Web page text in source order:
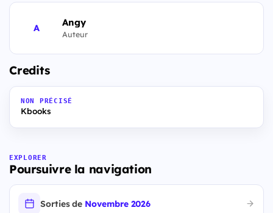
A Angy
Auteur
Credits
NON PRÉCISÉ
Kbooks
EXPLORER
Poursuivre la navigation
Sorties de Novembre 2026